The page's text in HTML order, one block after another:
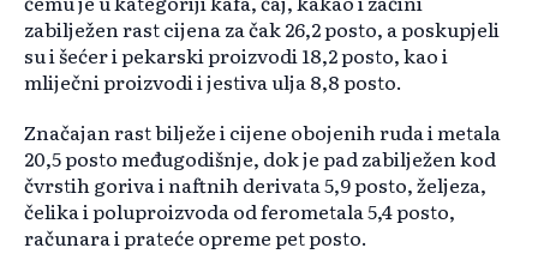
zabilježen rast cijena za čak 26,2 posto, a poskupjeli
su i šećer i pekarski proizvodi 18,2 posto, kao i
mliječni proizvodi i jestiva ulja 8,8 posto.
Značajan rast bilježe i cijene obojenih ruda i metala
20,5 posto međugodišnje, dok je pad zabilježen kod
čvrstih goriva i naftnih derivata 5,9 posto, željeza,
čelika i poluproizvoda od ferometala 5,4 posto,
računara i prateće opreme pet posto.